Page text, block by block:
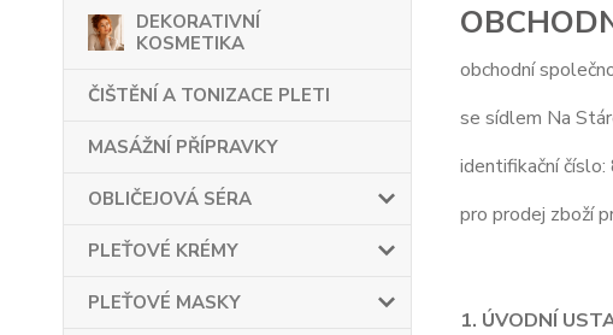
DEKORATIVNÍ
KOSMETIKA
ČIŠTĚNÍ A TONIZACE PLETI
MASÁŽNÍ PŘÍPRAVKY
OBLIČEJOVÁ SÉRA
PLEŤOVÉ KRÉMY
PLEŤOVÉ MASKY
obchodní
se sídlem Na
identifikační číslo:
pro prodej zboží
1. ÚVODNÍ